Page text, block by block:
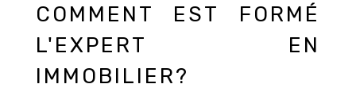
COMMENT EST FORMÉ
L'EXPERT EN
IMMOBILIER?